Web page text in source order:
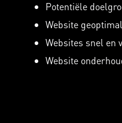
Potentiële
Website
Websites snel en
Website